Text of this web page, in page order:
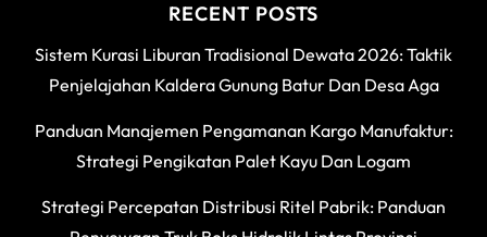
RECENT POSTS
Sistem Kurasi Liburan Tradisional Dewata 2026: Taktik
Penjelajahan Kaldera Gunung Batur Dan Desa Aga
Panduan Manajemen Pengamanan Kargo Manufaktur:
Strategi Pengikatan Palet Kayu Dan Logam
Strategi Percepatan Distribusi Ritel Pabrik: Panduan